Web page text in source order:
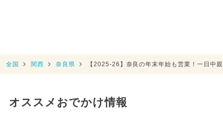
全国 関西 奈良県 【2025-26】奈良の年末年始も営業！一日中
オススメおでかけ情報